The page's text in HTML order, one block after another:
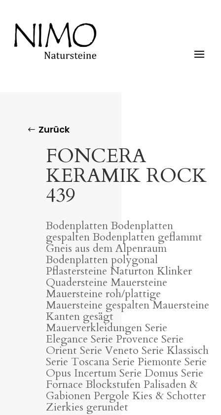
Zurück
FONCERA
KERAMIK ROCK
439
Bodenplatten Bodenplatten
gespalten Bodenplatten geflammt
Gneis aus dem Alpenraum
Bodenplatten polygonal
Pflastersteine Naturton Klinker
Quadersteine Mauersteine
Mauersteine roh/plattige
Mauersteine gespalten Mauersteine
Kanten gesägt
Mauerverkleidungen Serie
Elegance Serie Provence Serie
Orient Serie Veneto Serie Klassisch
Serie Toscana Serie Piemonte Serie
Opus Incertum Serie Domus Serie
Fornace Blockstufen Palisaden &
Gabionen Pergole Kies & Schotter
Zierkies gerundet